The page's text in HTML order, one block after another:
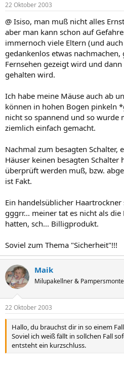
22 Oktober 2003
@ Isiso, man muß nicht alles
aber man kann schon auf
immernoch viele Eltern (und
gedankenlos etwas nachmachen,
Fernsehen gezeigt wird und
gehalten wird.
Ich habe meine Mäuse auch ab
können in hohen Bogen pinkeln
nicht so spannend und so wurde
ziemlich einfach gemacht.
Nachmal zum besagten Schalter,
Häuser keinen besagten Schalter
überprüft werden muß, bzw.
ist Fakt.
Ein handelsüblicher Haartrockner
gggrr... meiner tat es nicht als
hatten, sch... Billigprodukt.
Soviel zum Thema "Sicherheit"!!!
Maik
Milupakellner &
22 Oktober 2003
Hallo, du brauchst dir in so einem
Soviel ich weiß fällt in sollchen Fall
entsteht ein kurzschluss.